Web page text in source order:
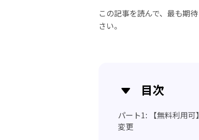
この記事を読んで、最も期
さい。
目次
パート1: 【無料利用
変更